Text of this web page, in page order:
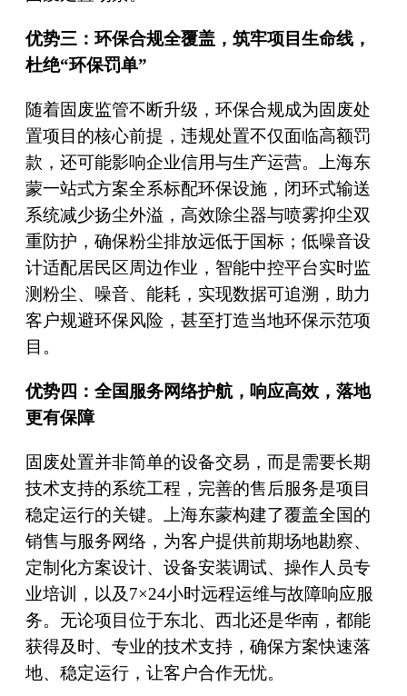
优势三：环保合规全覆盖，筑牢项目生命线，
杜绝“环保罚单”
随着固废监管不断升级，环保合规成为固废处
置项目的核心前提，违规处置不仅面临高额罚
款，还可能影响企业信用与生产运营。上海东
蒙一站式方案全系标配环保设施，闭环式输送
系统减少扬尘外溢，高效除尘器与喷雾抑尘双
重防护，确保粉尘排放远低于国标；低噪音设
计适配居民区周边作业，智能中控平台实时监
测粉尘、噪音、能耗，实现数据可追溯，助力
客户规避环保风险，甚至打造当地环保示范项
目。
优势四：全国服务网络护航，响应高效，落地
更有保障
固废处置并非简单的设备交易，而是需要长期
技术支持的系统工程，完善的售后服务是项目
稳定运行的关键。上海东蒙构建了覆盖全国的
销售与服务网络，为客户提供前期场地勘察、
定制化方案设计、设备安装调试、操作人员专
业培训，以及7×24小时远程运维与故障响应服
务。无论项目位于东北、西北还是华南，都能
获得及时、专业的技术支持，确保方案快速落
地、稳定运行，让客户合作无忧。